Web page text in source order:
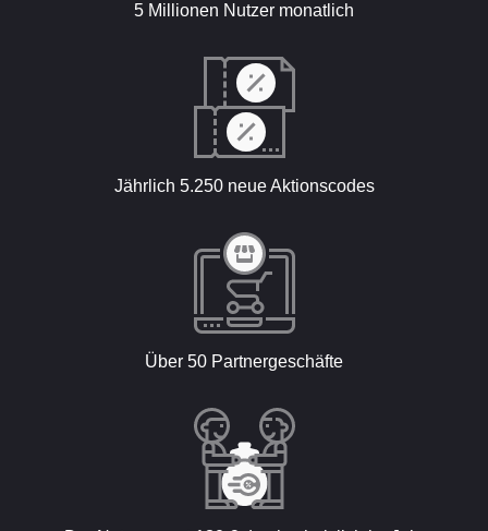
5 Millionen Nutzer monatlich
Jährlich 5.250 neue Aktionscodes
Über 50 Partnergeschäfte